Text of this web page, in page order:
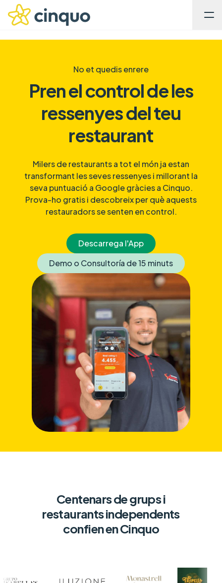
No et quedis enrere
Pren el control de les
ressenyes del teu
restaurant
Milers de restaurants a tot el món ja estan
transformant les seves ressenyes i millorant la
seva puntuació a Google gràcies a Cinquo.
Prova-ho gratis i descobreix per què aquests
restauradors se senten en control.
Descarrega l'App
Demo o Consultoría de 15 minuts
Centenars de grups i
restaurants independents
confien en Cinquo